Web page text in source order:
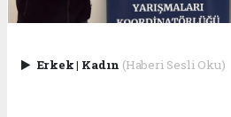
Erkek| Kadın (Haberi Sesli Oku)